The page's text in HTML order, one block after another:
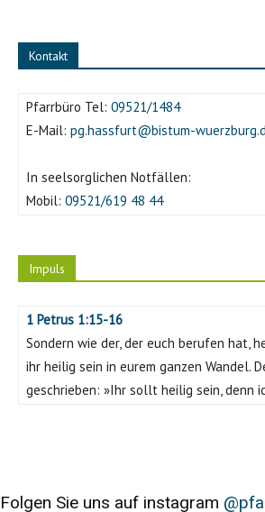
Kontakt
Pfarrbüro Tel: 09521/1484
E-Mail: pg.hassfurt@bistum-
In seelsorglichen Notfällen:
Mobil: 09521/619 48 44
Impuls
1 Petrus 1:15-16
Sondern wie der, der euch berufen hat,
ihr heilig sein in eurem ganzen Wandel.
geschrieben: »Ihr sollt heilig sein, denn
Folgen Sie uns auf instagram